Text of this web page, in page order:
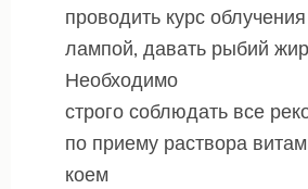
проводить курс
лампой, давать рыбий
Необходимо
строго соблюдать все
по приему раствора
коем